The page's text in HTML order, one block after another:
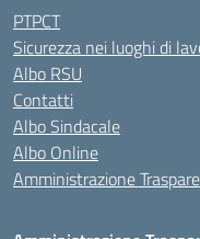
PTPCT
Sicurezza nei luoghi di
Albo RSU
Contatti
Albo Sindacale
Albo Online
Amministrazione